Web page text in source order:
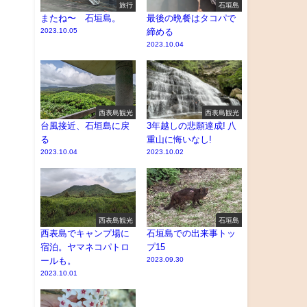
旅行
またね〜 石垣島。
2023.10.05
石垣島
最後の晩餐はタコパで
締める
2023.10.04
西表島観光
台風接近、石垣島に戻
る
2023.10.04
西表島観光
3年越しの悲願達成! 八
重山に悔いなし!
2023.10.02
西表島観光
西表島でキャンプ場に
宿泊。ヤマネコパトロ
ールも。
2023.10.01
石垣島
石垣島での出来事トッ
プ15
2023.09.30